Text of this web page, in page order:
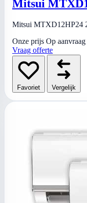
Mitsui
Mitsui MTXD12HP24
Onze prijs Op aanvraag
Vraag offerte
Favoriet Vergelijk